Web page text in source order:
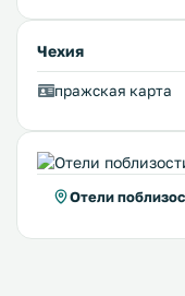
Чехия
пражская карта
Отели